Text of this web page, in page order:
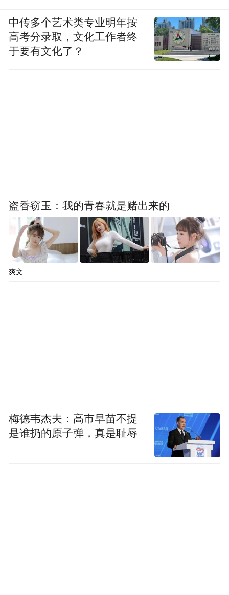
中传多个艺术类专业明年按
高考分录取，文化工作者终
于要有文化了？
盗香窃玉：我的青春就是赌出来的
爽文
梅德韦杰夫：高市早苗不提
是谁扔的原子弹，真是耻辱